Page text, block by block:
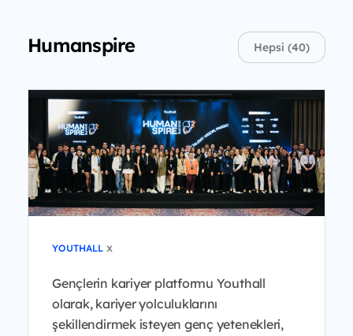
Humanspire Hepsi (40)
YOUTHALL x
Gençlerin kariyer platformu Youthall
olarak, kariyer yolculuklarını
şekillendirmek isteyen genç yetenekleri,